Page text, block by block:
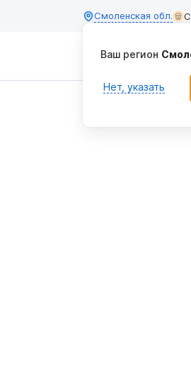
Смоленская обл.
Ваш регион
Нет, указать